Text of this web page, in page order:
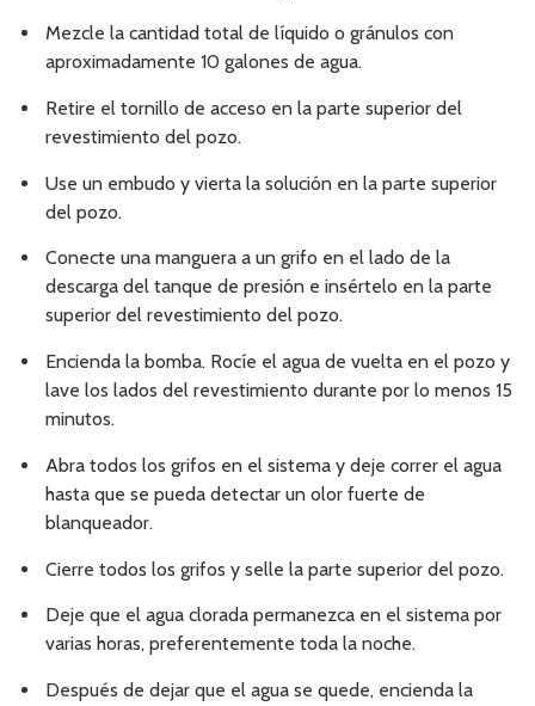
Mezcle la cantidad total de líquido o gránulos con
aproximadamente 10 galones de agua.
Retire el tornillo de acceso en la parte superior del
revestimiento del pozo.
Use un embudo y vierta la solución en la parte superior
del pozo.
Conecte una manguera a un grifo en el lado de la
descarga del tanque de presión e insértelo en la parte
superior del revestimiento del pozo.
Encienda la bomba. Rocíe el agua de vuelta en el pozo y
lave los lados del revestimiento durante por lo menos 15
minutos.
Abra todos los grifos en el sistema y deje correr el agua
hasta que se pueda detectar un olor fuerte de
blanqueador.
Cierre todos los grifos y selle la parte superior del pozo.
Deje que el agua clorada permanezca en el sistema por
varias horas, preferentemente toda la noche.
Después de dejar que el agua se quede, encienda la